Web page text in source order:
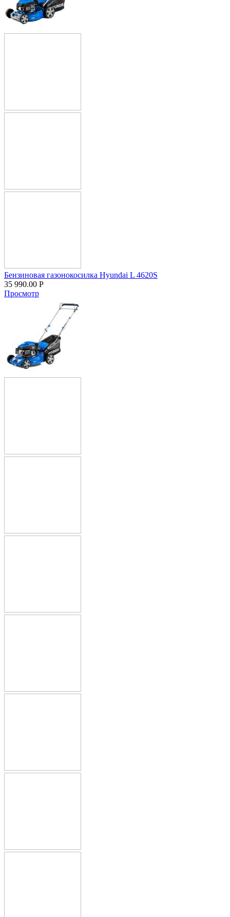
Бензиновая газонокосилка Hyundai L 4620S
35 990.00 Р
Просмотр